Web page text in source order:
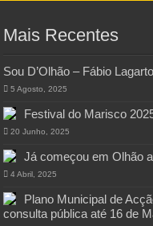
Mais Recentes
Sou D’Olhão – Fábio
5 Agosto, 2025
Festival do Marisco
20 Junho, 2025
Já começou em Olhão
4 Abril, 2025
Plano Municipal de
consulta pública até 16 de